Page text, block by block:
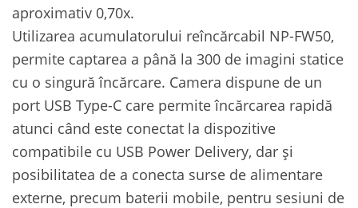
aproximativ 0,70x.
Utilizarea acumulatorului reîncărcabil NP-FW50,
permite captarea a până la 300 de imagini statice
cu o singură încărcare. Camera dispune de un
port USB Type-C care permite încărcarea rapidă
atunci când este conectat la dispozitive
compatibile cu USB Power Delivery, dar și
posibilitatea de a conecta surse de alimentare
externe, precum baterii mobile, pentru sesiuni de